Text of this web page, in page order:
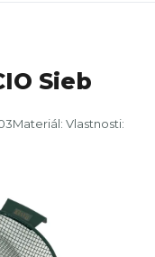
Sieb
Vlastnosti: